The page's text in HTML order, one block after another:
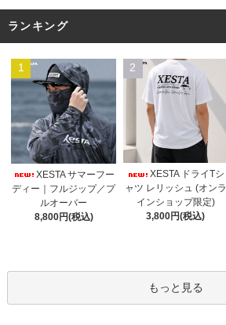
ランキング
1
XESTA サマーフー
ディー｜フルジップ／プ
ルオーバー
8,800円(税込)
2
XESTA ドライTシ
ャツ レリッシュ (オンラ
インショップ限定)
3,800円(税込)
もっと見る